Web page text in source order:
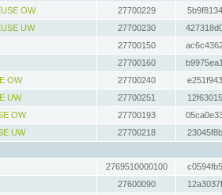
OW
27700229
UW
27700230
27700150
27700160
OW
27700240
UW
27700251
OW
27700193
UW
27700218
2769510000100
27600090